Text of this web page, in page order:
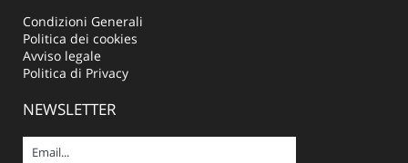
Condizioni Generali
Politica dei cookies
Avviso legale
Politica di Privacy
NEWSLETTER